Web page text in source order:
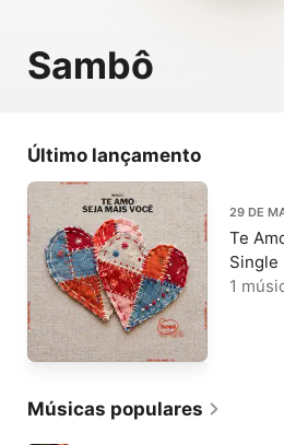
Sambô
Último lançamento
29 DE
Te
Single
1
Músicas populares